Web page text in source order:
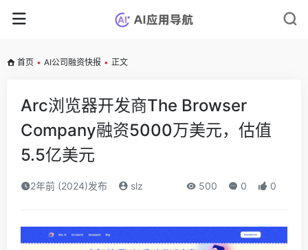
首页 • AI公司融资快报 • 正文
Arc浏览器开发商The Browser
Company融资5000万美元，估值
5.5亿美元
2年前 (2024)发布 slz 500 0 0